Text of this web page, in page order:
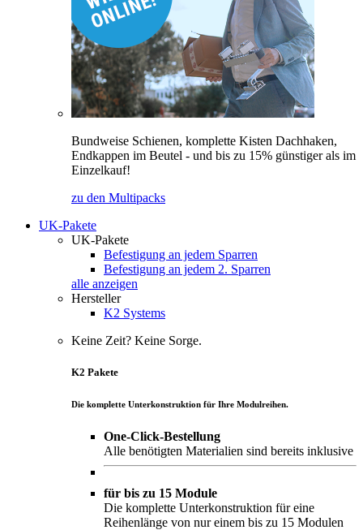
Bundweise Schienen, komplette Kisten Dachhaken,
Endkappen im Beutel - und bis zu 15% günstiger als im
Einzelkauf!
zu den Multipacks
UK-Pakete
UK-Pakete
Befestigung an jedem Sparren
Befestigung an jedem 2. Sparren
alle anzeigen
Hersteller
K2 Systems
Keine Zeit? Keine Sorge.
K2 Pakete
Die komplette Unterkonstruktion für Ihre Modulreihen.
One-Click-Bestellung
Alle benötigten Materialien sind bereits inklusive
für bis zu 15 Module
Die komplette Unterkonstruktion für eine
Reihenlänge von nur einem bis zu 15 Modulen